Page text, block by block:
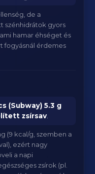
de a
szénhidrátok gyors
hamar éhséget és
fogyásnál érdemes
(Subway) 5.3 g
zsírsav
(9 kcal/g, szemben a
ezért nagy
a napi
zsírok (pl.